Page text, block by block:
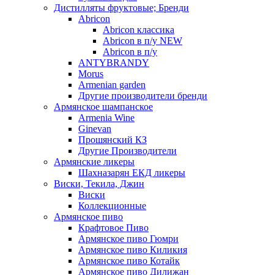
Дистилляты фруктовые; Бренди
Abricon
Abricon классика
Abricon в п/у NEW
Abricon в п/у
ANTYBRANDY
Morus
Armenian garden
Другие производители бренди
Армянское шампанское
Armenia Wine
Ginevan
Прошянский КЗ
Другие Производители
Армянские ликеры
Шахназарян ЕКД ликеры
Виски, Текила, Джин
Виски
Коллекционные
Армянское пиво
Крафтовое Пиво
Армянское пиво Гюмри
Армянское пиво Киликия
Армянское пиво Котайк
Армянское пиво Дилижан